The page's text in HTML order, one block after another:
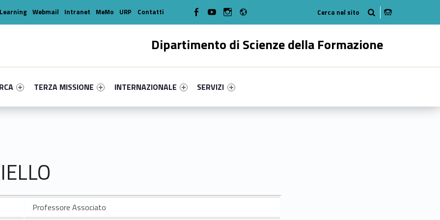
Dipartimento di Scienze della Formazione
TERZA MISSIONE
INTERNAZIONALE
SERVIZI
Webmail Intranet MeMo URP Contatti WebMan on FacebookWebMan on YoutubeWebMan on Instagram
Professore Associato